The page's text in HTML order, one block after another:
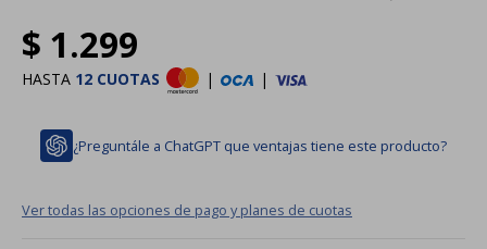
$ 1.299
HASTA 12 CUOTAS | |
¿Preguntále a ChatGPT que ventajas tiene este producto?
Ver todas las opciones de pago y planes de cuotas